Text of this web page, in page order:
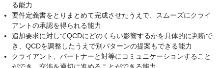
る能力
要件定義書をとりまとめて完成させたうえで、スムーズにクライ
アントの承認を得られる能力
追加要求に対してQCDにどのくらい影響するかを具体的に判断で
き、QCDを調整したうえで別パターンの提案もできる能力
クライアント、パートナーと対等にコミュニケーションすること